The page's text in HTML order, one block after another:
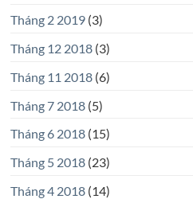
Tháng 2 2019(3)
Tháng 12 2018(3)
Tháng 11 2018(6)
Tháng 7 2018(5)
Tháng 6 2018(15)
Tháng 5 2018(23)
Tháng 4 2018(14)